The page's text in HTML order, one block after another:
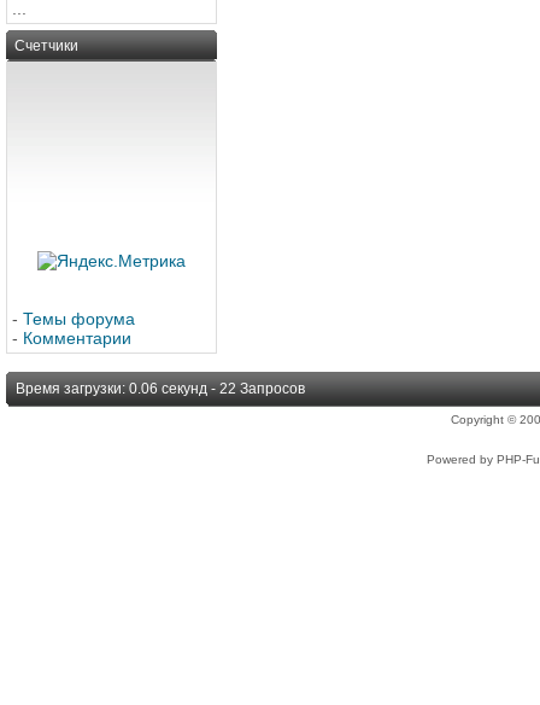
Счетчики
- Темы форума
- Комментарии
Время загрузки: 0.06 секунд - 22 Запросов
Copyright ©
Powered by PHP-